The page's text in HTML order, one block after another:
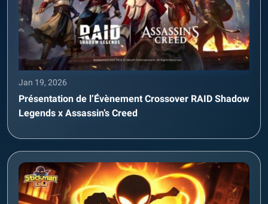
Jan 19, 2026
Présentation de l’Évènement Crossover RAID Shadow
Legends x Assassin’s Creed